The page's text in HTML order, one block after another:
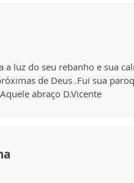
a luz do seu rebanho e sua
de Deus .Fui sua
abraço D.Vicente